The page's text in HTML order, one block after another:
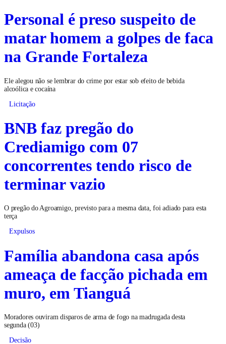
Personal é preso suspeito de
matar homem a golpes de faca
na Grande Fortaleza
Ele alegou não se lembrar do crime por estar sob efeito de bebida
alcoólica e cocaína
Licitação
BNB faz pregão do
Crediamigo com 07
concorrentes tendo risco de
terminar vazio
O pregão do Agroamigo, previsto para a mesma data, foi adiado para esta
terça
Expulsos
Família abandona casa após
ameaça de facção pichada em
muro, em Tianguá
Moradores ouviram disparos de arma de fogo na madrugada desta
segunda (03)
Decisão